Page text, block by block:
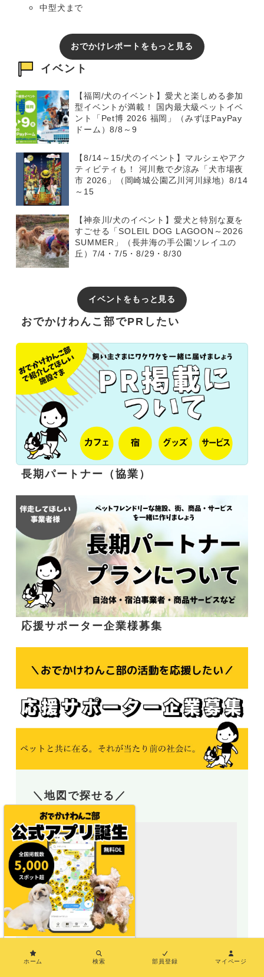
中型犬まで
おでかけレポートをもっと見る
イベント
【福岡/犬のイベント】愛犬と楽しめる参加
型イベントが満載！ 国内最大級ペットイベ
ント「Pet博 2026 福岡」（みずほPayPay
ドーム）8/8～9
【8/14～15/犬のイベント】マルシェやアク
ティビティも！ 河川敷で夕涼み「犬市場夜
市 2026」（岡崎城公園乙川河川緑地）8/14
～15
【神奈川/犬のイベント】愛犬と特別な夏を
すごせる「SOLEIL DOG LAGOON～2026
SUMMER」（長井海の手公園ソレイユの
丘）7/4・7/5・8/29・8/30
イベントをもっと見る
おでかけわんこ部でPRしたい
長期パートナー（協業）
応援サポーター企業様募集
＼地図で探せる／
地図アプリ（おでわんMAP）誕生
ホーム 検索 部員登録 マイページ